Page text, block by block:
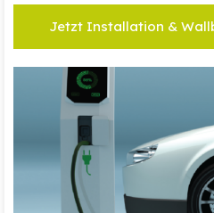
Jetzt Installation &